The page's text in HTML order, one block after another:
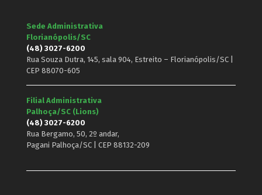
Sede Administrativa
Florianópolis/SC
(48) 3027-6200
Rua Souza Dutra, 145, sala 904, Estreito – Florianópolis/SC |
CEP 88070-605
Filial Administrativa
Palhoça/SC (Lions)
(48) 3027-6200
Rua Bergamo, 50, 2º andar,
Pagani Palhoça/SC | CEP 88132-209